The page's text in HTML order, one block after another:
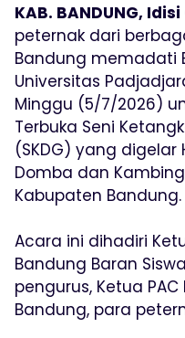
KAB. BANDUNG,
peternak dari
Bandung memadati
Universitas
Minggu (5/7/2026)
Terbuka Seni
(SKDG) yang digelar
Domba dan
Kabupaten Bandung.
Acara ini dihadiri
Bandung Baran
pengurus, Ketua
Bandung, para